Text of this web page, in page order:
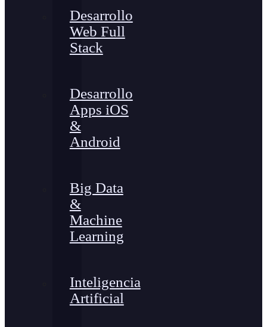
Desarrollo
Web Full
Stack
Desarrollo
Apps iOS
&
Android
Big Data
&
Machine
Learning
Inteligencia
Artificial